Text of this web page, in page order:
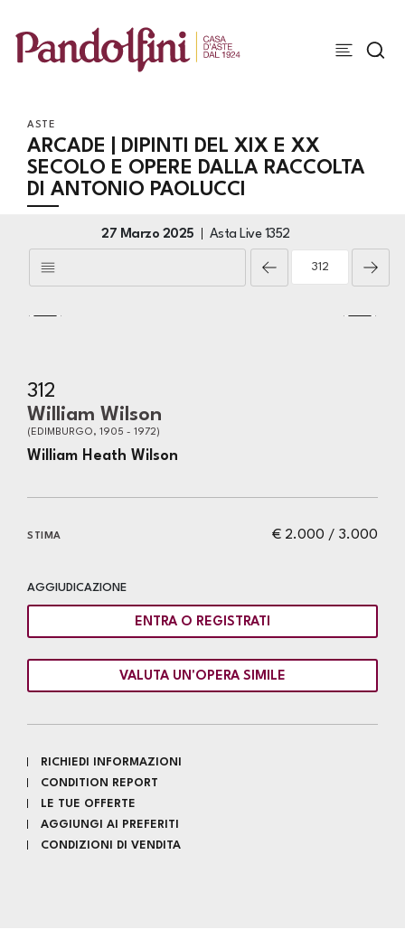
ASTE
ARCADE | DIPINTI DEL XIX E XX
SECOLO E OPERE DALLA RACCOLTA
DI ANTONIO PAOLUCCI
27 Marzo 2025 Asta Live 1352
312
William Wilson
(EDIMBURGO, 1905 - 1972)
William Heath Wilson
€ 2.000 / 3.000
STIMA
AGGIUDICAZIONE
ENTRA O REGISTRATI
VALUTA UN'OPERA SIMILE
RICHIEDI INFORMAZIONI
CONDITION REPORT
LE TUE OFFERTE
AGGIUNGI AI PREFERITI
CONDIZIONI DI VENDITA